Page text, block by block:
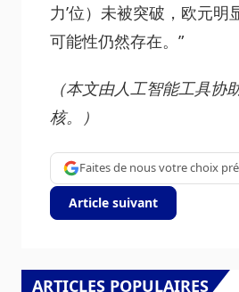
力’位）未被突破，欧元明
可能性仍然存在。”
（本文由人工智能工具协
核。）
Faites de nous votre choix
Article suivant
ARTICLES POPULAIRES